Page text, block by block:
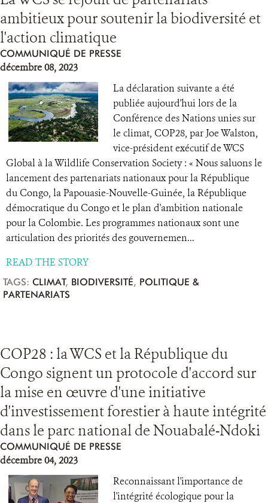
RESSOURCES
DONATE
ambitieux pour soutenir la biodiversité et
l'action climatique
COMMUNIQUÉ DE PRESSE
décembre 08, 2023
La déclaration suivante a été
publiée aujourd'hui lors de la
Conférence des Nations unies sur
le climat, COP28, par Joe Walston,
vice-président exécutif de WCS
Global à la Wildlife Conservation Society : « Nous saluons le
lancement des partenariats nationaux pour la République
du Congo, la Papouasie-Nouvelle-Guinée, la République
démocratique du Congo et le plan d'ambition nationale
pour la Colombie. Les programmes nationaux sont une
articulation des priorités des gouvernemen...
READ THE STORY
TAGS: CLIMAT, BIODIVERSITÉ, POLITIQUE &
PARTENARIATS
COP28 : la WCS et la République du
Congo signent un protocole d'accord sur
la mise en œuvre d'une initiative
d'investissement forestier à haute intégrité
dans le parc national de Nouabalé-Ndoki
COMMUNIQUÉ DE PRESSE
décembre 04, 2023
Reconnaissant l'importance de
l'intégrité écologique pour la